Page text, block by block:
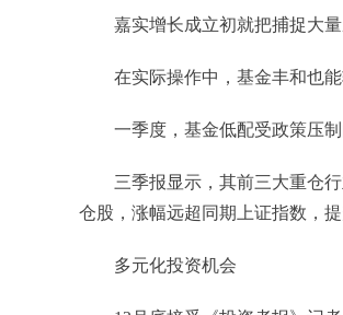
嘉实增长成立初就把捕捉大量
在实际操作中，基金丰和也能
一季度，基金低配受政策压制
三季报显示，其前三大重仓行
仓股，涨幅远超同期上证指数，提
多元化投资机会